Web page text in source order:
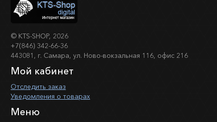
© KTS-SHOP, 2026
+7(846) 342-66-36
443081, г. Самара, ул. Ново-вокзальная 116, офис 216
Мой кабинет
Отследить заказ
Уведомления о товарах
Меню